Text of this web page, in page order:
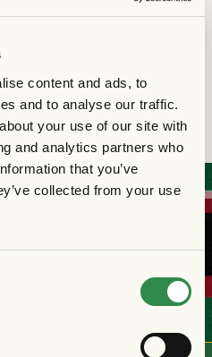
content and ads, to
and to analyse our traffic.
your use of our site with
and analytics partners who
that you’ve
collected from your use
eftersom beställningarna